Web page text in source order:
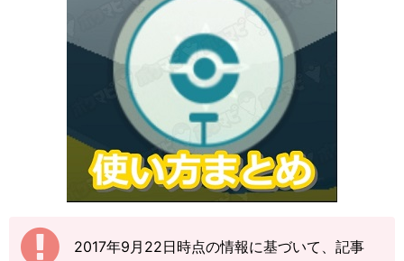
2017年9月22日時点の情報に基づいて、記事